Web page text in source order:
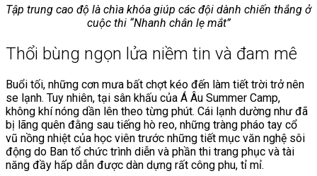
Tập trung cao độ là chìa khóa giúp các đội dành chiến thắng ở
cuộc thi “Nhanh chân lẹ mắt”
Thổi bùng ngọn lửa niềm tin và đam mê
Buổi tối, những cơn mưa bất chợt kéo đến làm tiết trời trở nên
se lạnh. Tuy nhiên, tại sân khấu của Á Âu Summer Camp,
không khí nóng dần lên theo từng phút. Cái lạnh dường như đã
bị lãng quên đằng sau tiếng hò reo, những tràng pháo tay cổ
vũ nồng nhiệt của học viên trước những tiết mục văn nghệ sôi
động do Ban tổ chức trình diễn và phần thi trang phục và tài
năng đầy hấp dẫn được dàn dựng rất công phu, tỉ mỉ.